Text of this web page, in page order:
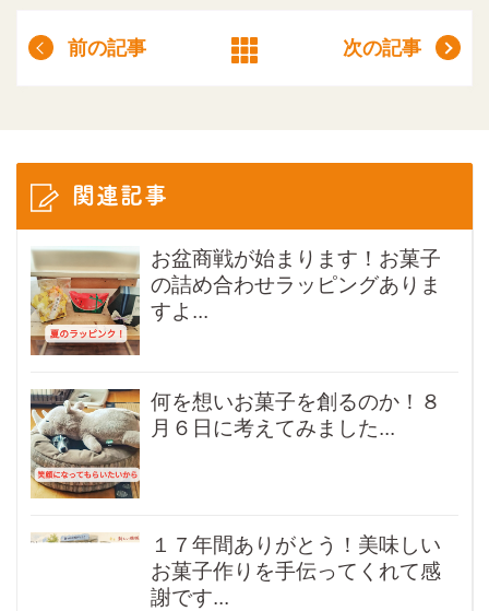
前の記事 次の記事
関連記事
お盆商戦が始まります！お菓子
の詰め合わせラッピングありま
すよ...
何を想いお菓子を創るのか！８
月６日に考えてみました...
１７年間ありがとう！美味しい
お菓子作りを手伝ってくれて感
謝です...